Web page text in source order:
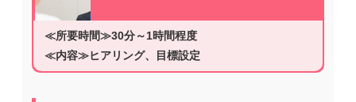
≪所要時間≫30分～1時間程度
≪内容≫ヒアリング、目標設定